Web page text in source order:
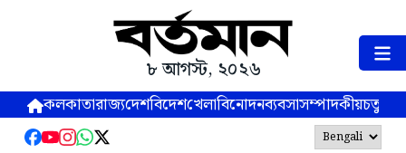
৮ আগস্ট, ২০২৬
কলকাতারাজ্যদেশবিদেশখেলাবিনোদনব্যবসাসম্পাদকীয়